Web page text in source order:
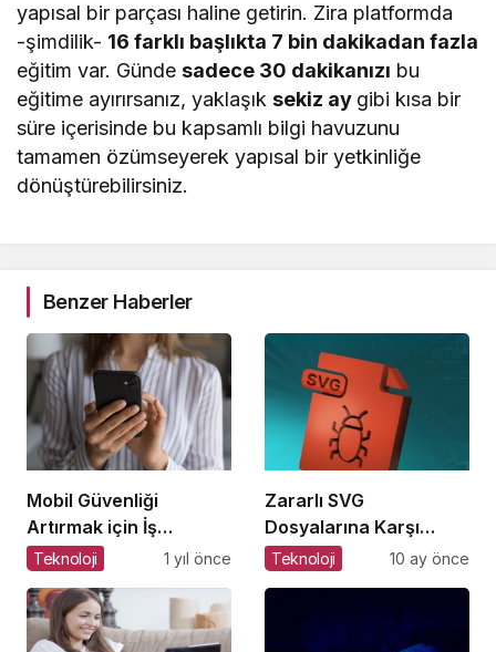
yapısal bir parçası haline getirin. Zira platformda
-şimdilik- 16 farklı başlıkta 7 bin dakikadan fazla
eğitim var. Gündesadece 30 dakikanızı bu
eğitime ayırırsanız, yaklaşıksekiz ay gibi kısa bir
süre içerisinde bu kapsamlı bilgi havuzunu
tamamen özümseyerek yapısal bir yetkinliğe
dönüştürebilirsiniz.
Benzer Haberler
Mobil Güvenliği
Artırmak için İş
Yerlerinde Alınabilecek
Teknoloji 1 yıl önce
Zararlı SVG
Dosyalarına Karşı
Hazır Olun
Teknoloji 10 ay önce